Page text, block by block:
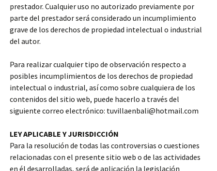
prestador. Cualquier uso no autorizado previamente por
parte del prestador será considerado un incumplimiento
grave de los derechos de propiedad intelectual o industrial
del autor.
Para realizar cualquier tipo de observación respecto a
posibles incumplimientos de los derechos de propiedad
intelectual o industrial, así como sobre cualquiera de los
contenidos del sitio web, puede hacerlo a través del
siguiente correo electrónico: tuvillaenbali@hotmail.com
LEY APLICABLE Y JURISDICCIÓN
Para la resolución de todas las controversias o cuestiones
relacionadas con el presente sitio web o de las actividades
en él desarrolladas, será de aplicación la legislación